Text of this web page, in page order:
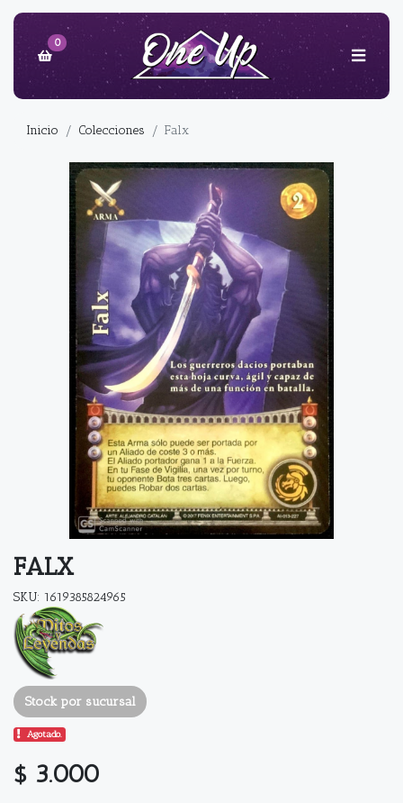
0
Inicio Colecciones Falx
FALX
SKU: 1619385824965
Stock por sucursal
Agotado.
$ 3.000